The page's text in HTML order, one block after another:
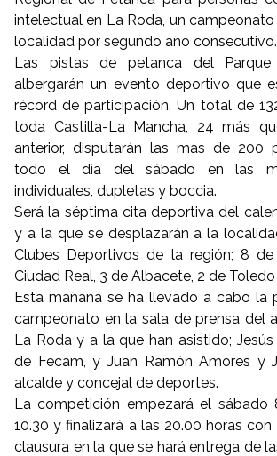
intelectual en La Roda, un
localidad por segundo año consecutivo.
Las pistas de petanca del
albergarán un evento deportivo que
récord de participación. Un total de
toda Castilla-La Mancha, 24 más
anterior, disputarán las mas de 200
todo el día del sábado en las
individuales, dupletas y boccia.
Será la séptima cita deportiva del
y a la que se desplazarán a la
Clubes Deportivos de la región; 8
Ciudad Real, 3 de Albacete, 2 de Toledo
Esta mañana se ha llevado a cabo la
campeonato en la sala de prensa del
La Roda y a la que han asistido; Jesús
de Fecam, y Juan Ramón Amores y
alcalde y concejal de deportes.
La competición empezará el sábado
10.30 y finalizará a las 20.00 horas
clausura en la que se hará entrega de